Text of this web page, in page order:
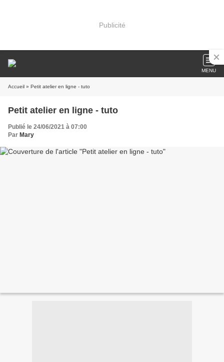
Publicité
MENU
Accueil » Petit atelier en ligne - tuto
Petit atelier en ligne - tuto
Publié le 24/06/2021 à 07:00
Par Mary